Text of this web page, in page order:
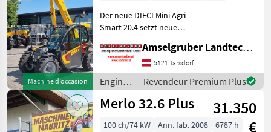
Machine d’occasion
Der neue DIECI Mini Agri
Smart 20.4 setzt neue
Teleskopladermarkt. Stufe
5 Motor - -Größte Kabine
(Baugleich vom Modell 26.6
Mini Agri) -50
Amselgruber Landtechnik GmbH
5121 Tarsdorf
Engins
de
chantier
Revendeur Premium Plus
Merlo 32.6 Plus
31.350
€
100 ch/74 kW Ann. fab. 2008 6787 h